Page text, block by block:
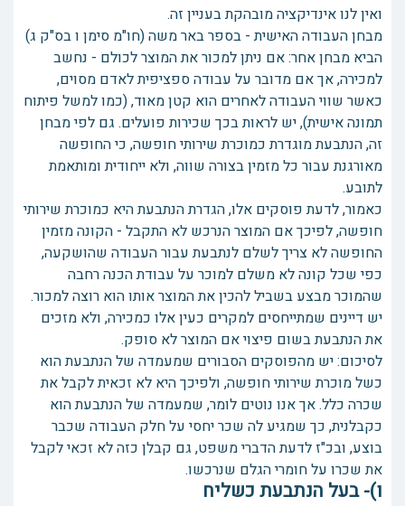
ואין לנו אינדיקציה מובהקת בעניין זה.
מבחן העבודה האישית - בספר באר משה (חו"מ סימן ו בס"ק ג)
הביא מבחן אחר: אם ניתן למכור את המוצר לכולם - נחשב
למכירה, אך אם מדובר על עבודה ספציפית לאדם מסוים,
כאשר שווי העבודה לאחרים הוא קטן מאוד, (כמו למשל פיתוח
תמונה אישית), יש לראות בכך שכירות פועלים. גם לפי מבחן
זה, הנתבעת מוגדרת כמוכרת שירותי חופשה, כי החופשה
מאורגנת עבור כל מזמין בצורה שווה, ולא ייחודית ומותאמת
לתובע.
כאמור, לדעת פוסקים אלו, הגדרת הנתבעת היא כמוכרת שירותי
חופשה, לפיכך אם המוצר הנרכש לא התקבל - הקונה מזמין
החופשה לא צריך לשלם לנתבעת עבור העבודה שהושקעה,
כפי שכל קונה לא משלם למוכר על עבודת הכנה רחבה
שהמוכר מבצע בשביל להכין את המוצר אותו הוא רוצה למכור.
יש דיינים שמתייחסים למקרים כעין אלו כמכירה, ולא מזכים
את הנתבעת בשום פיצוי אם המוצר לא סופק.
לסיכום: יש מהפוסקים הסבורים שמעמדה של הנתבעת הוא
כשל מוכרת שירותי חופשה, ולפיכך היא לא זכאית לקבל את
שכרה כלל. אך אנו נוטים לומר, שמעמדה של הנתבעת הוא
כקבלנית, כך שמגיע לה שכר יחסי על חלק העבודה שכבר
בוצע, ובכ"ז לדעת הדברי משפט, גם קבלן כזה לא זכאי לקבל
את שכרו על חומרי הגלם שנרכשו.
ו)- בעל הנתבעת כשליח